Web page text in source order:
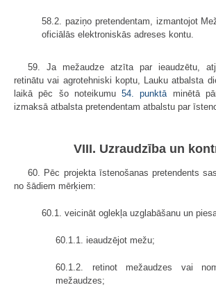
58.2. paziņo pretendentam, izmantojot
oficiālās elektroniskās adreses kontu.
59. Ja mežaudze atzīta par ieaudzētu,
retinātu vai agrotehniski koptu, Lauku atbalsta
laikā pēc šo noteikumu 54. punktā minētā
izmaksā atbalsta pretendentam atbalstu par
VIII. Uzraudzība un
60. Pēc projekta īstenošanas pretendents
no šādiem mērķiem:
60.1. veicināt oglekļa uzglabāšanu un
60.1.1. ieaudzējot mežu;
60.1.2. retinot mežaudzes vai
mežaudzes;